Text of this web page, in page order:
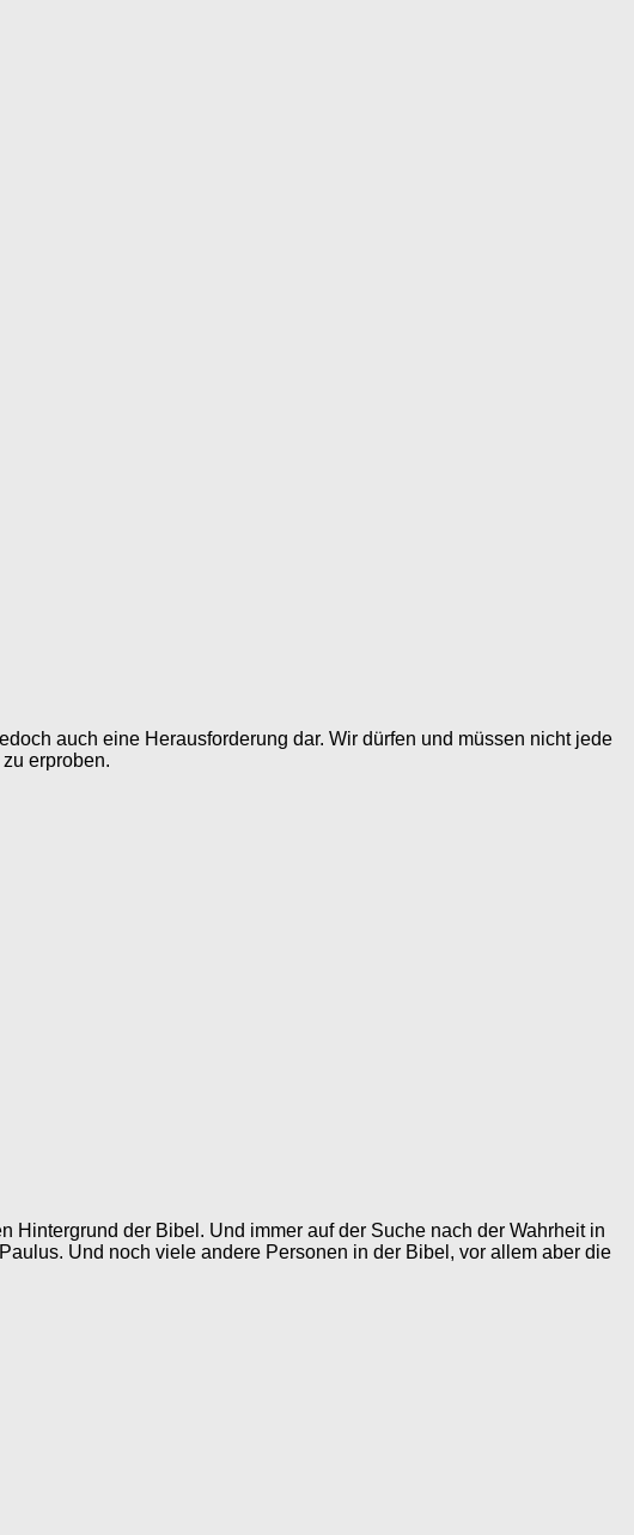
auch eine Herausforderung dar. Wir dürfen und müssen nicht jede
erproben.
der Bibel. Und immer auf der Suche nach der Wahrheit in
Und noch viele andere Personen in der Bibel, vor allem aber die